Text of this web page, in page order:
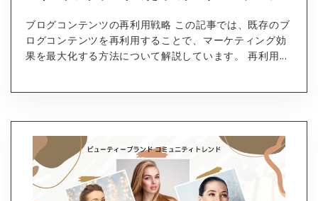
ブログコンテンツの再利用戦略 この記事では、既存のブ
ログコンテンツを再利用することで、マーケティング効
果を最大化する方法について解説しています。 再利用...